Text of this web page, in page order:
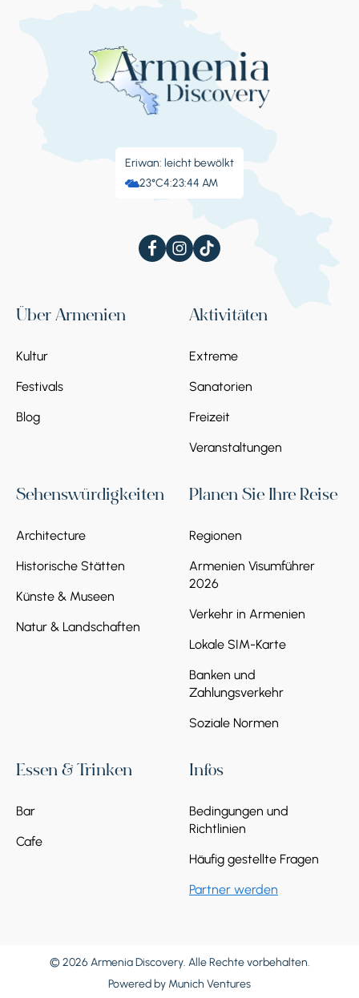
Eriwan: leicht bewölkt
23°C4:23:45 AM
Über Armenien
Kultur
Festivals
Blog
Aktivitäten
Extreme
Sanatorien
Freizeit
Veranstaltungen
Sehenswürdigkeiten
Architecture
Historische Stätten
Künste & Museen
Natur & Landschaften
Planen Sie Ihre Reise
Regionen
Armenien Visumführer
2026
Verkehr in Armenien
Lokale SIM-Karte
Banken und
Zahlungsverkehr
Soziale Normen
Essen & Trinken
Bar
Cafe
Infos
Bedingungen und
Richtlinien
Häufig gestellte Fragen
Partner werden
© 2026 Armenia Discovery. Alle Rechte vorbehalten.
Powered by Munich Ventures